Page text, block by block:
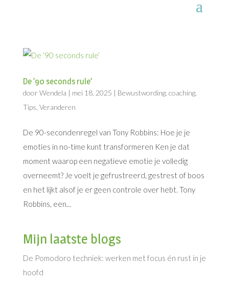
De ’90 seconds rule’
door Wendela | mei 18, 2025 | Bewustwording, coaching,
Tips Veranderen
De 90-secondenregel van Tony Robbins: Hoe je je
emoties in no-time kunt transformeren Ken je dat
moment waarop een negatieve emotie je volledig
overneemt? Je voelt je gefrustreerd, gestrest of boos
en het lijkt alsof je er geen controle over hebt. Tony
Robbins, een...
Mijn laatste blogs
De Pomodoro techniek: werken met focus én rust in je
hoofd